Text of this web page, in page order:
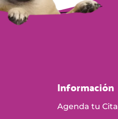
Información
Agenda tu Cita